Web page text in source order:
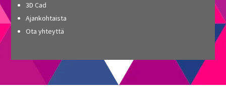
3D Cad
Ajankohtaista
Ota yhteyttä